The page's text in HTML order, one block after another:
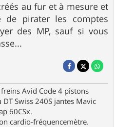
au fur et à mesure et
pirater les comptes
des MP, sauf si vous
Avid Code 4 pistons
Swiss 240S jantes Mavic
60CSx.
cardio-fréquencemètre.